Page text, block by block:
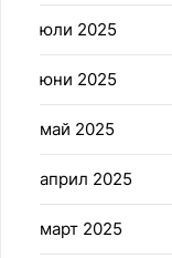
юли 2025
юни 2025
май 2025
април 2025
март 2025